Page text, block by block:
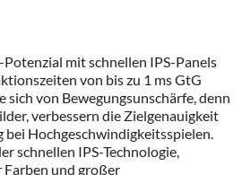
mit schnellen IPS-Panels
von bis zu 1 ms GtG
sich von Bewegungsunschärfe, denn
verbessern die Zielgenauigkeit
bei Hochgeschwindigkeitsspielen.
schnellen IPS-Technologie,
und großer